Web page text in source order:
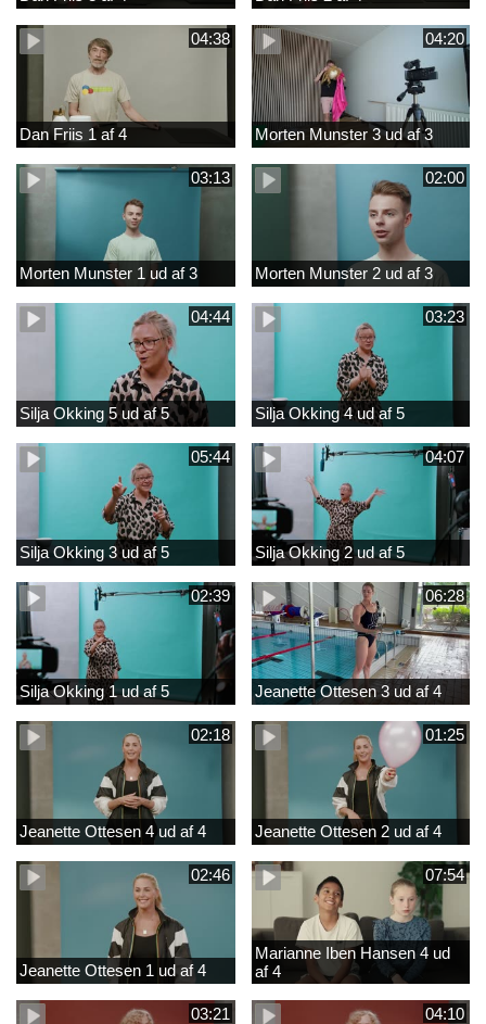
04:38
Dan Friis 1 af 4
04:20
Morten Munster 3 ud af 3
03:13
Morten Munster 1 ud af 3
02:00
Morten Munster 2 ud af 3
04:44
Silja Okking 5 ud af 5
03:23
Silja Okking 4 ud af 5
05:44
Silja Okking 3 ud af 5
04:07
Silja Okking 2 ud af 5
02:39
Silja Okking 1 ud af 5
06:28
Jeanette Ottesen 3 ud af 4
02:18
Jeanette Ottesen 4 ud af 4
01:25
Jeanette Ottesen 2 ud af 4
02:46
Jeanette Ottesen 1 ud af 4
07:54
Marianne Iben Hansen 4 ud
af 4
03:21 04:10